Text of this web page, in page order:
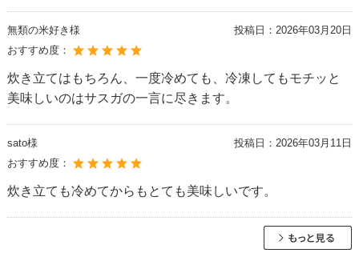
無類の米好き様 投稿日： 2026年03月20日
おすすめ度：
炊き立てはもちろん、一度冷めても、冷凍してもモチッと
美味しいのはサスガの一言に尽きます。
sato様 投稿日： 2026年03月11日
おすすめ度：
炊き立ても冷めてからもとても美味しいです。